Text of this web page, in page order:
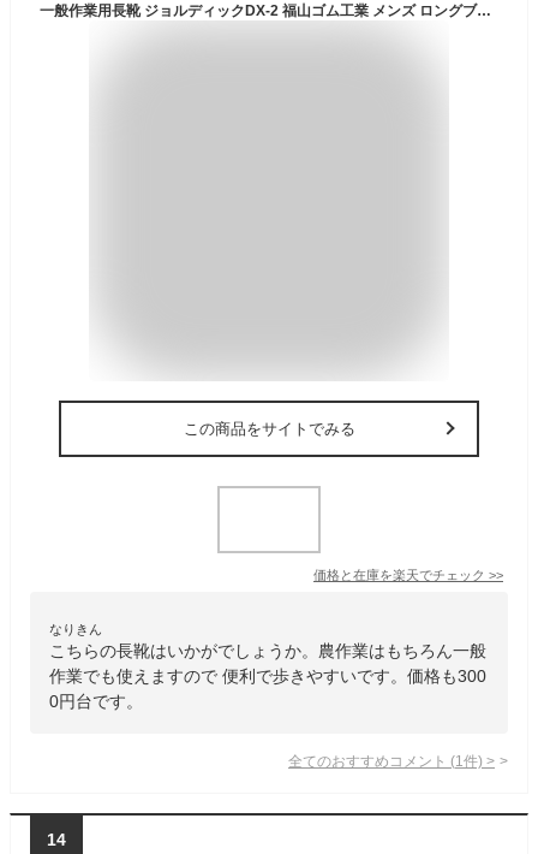
一般作業用長靴 ジョルディックDX-2 福山ゴム工業 メンズ ロングブーツ メッシュ入り 大きいサイズ 小さいサイズ 農作業 作業用 4層構造 破れにくい カバー付 吸汗 レインブーツ ブラック 黒 ネイビー 長靴 ガーデニング 釣り 雪 防寒長靴 畑仕事 山林 農業 洗車 キャンプ
この商品をサイトでみる
価格と在庫を楽天でチェック >>
なりきん
こちらの長靴はいかがでしょうか。農作業はもちろん一般
作業でも使えますので 便利で歩きやすいです。価格も300
0円台です。
全てのおすすめコメント (1 件) >
14